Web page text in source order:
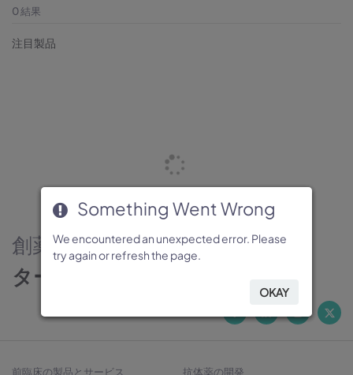
0結果
注目製品
創薬のパートナー
ターゲットから治療法開発へ
Something Went Wrong
We encountered an unexpected error. Please
try again or refresh the page.
OKAY
Something Went Wrong
We encountered an unexpected error. Please
try again or refresh the page.
OKAY
Something Went Wrong
We encountered an unexpected error. Please
try again or refresh the page.
OKAY
Something Went Wrong
We encountered an unexpected error. Please
try again or refresh the page.
OKAY
Something Went Wrong
We encountered an unexpected error. Please
try again or refresh the page.
OKAY